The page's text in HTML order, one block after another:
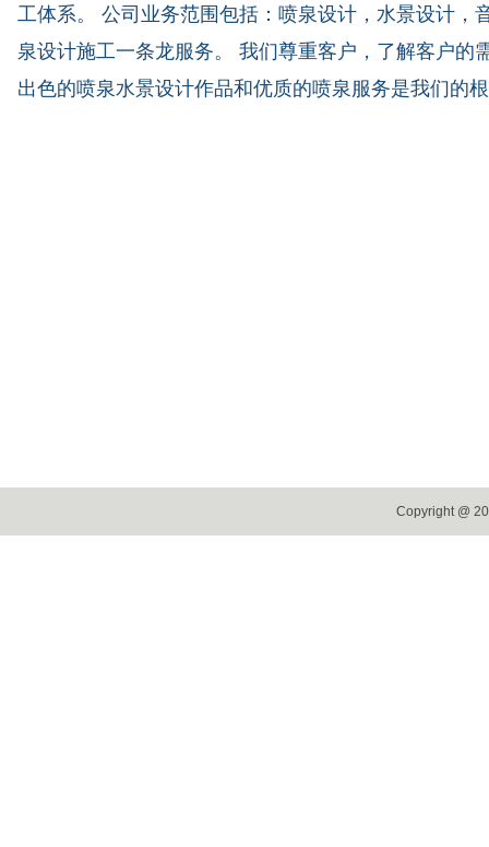
工体系。 公司业务范围包括：喷泉设计，水景设计，
泉设计施工一条龙服务。 我们尊重客户，了解客户的
出色的喷泉水景设计作品和优质的喷泉服务是我们的
Copyright @